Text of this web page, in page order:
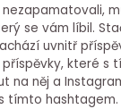
se vám líbil.
uvnitř
které s
na něj a
tímto hashtagem.